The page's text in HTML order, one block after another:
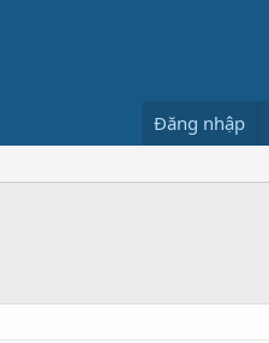
Đăng nhập